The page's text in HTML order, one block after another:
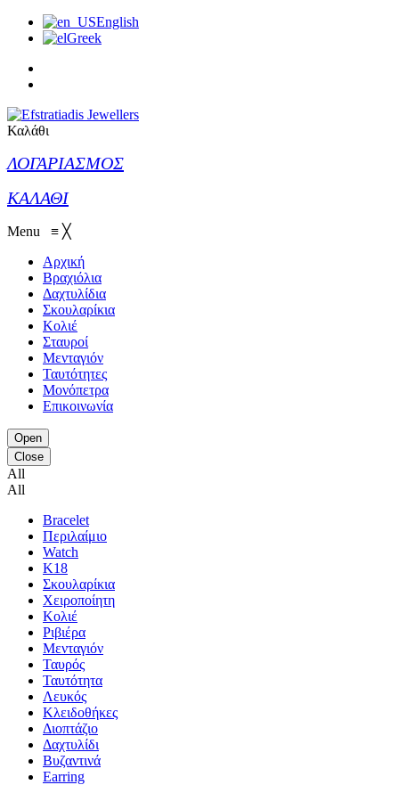
English
Greek
Καλάθι
ΛΟΓΑΡΙΑΣΜΟΣ
ΚΑΛΑΘΙ
Menu ≡ ╳
Αρχική
Βραχιόλια
Δαχτυλίδια
Σκουλαρίκια
Κολιέ
Σταυροί
Μενταγιόν
Ταυτότητες
Μονόπετρα
Επικοινωνία
Open
Close
All
All
Bracelet
Περιλαίμιο
Watch
K18
Σκουλαρίκια
Χειροποίητη
Κολιέ
Ριβιέρα
Μενταγιόν
Ταυρός
Ταυτότητα
Λευκός
Κλειδοθήκες
Διοπτάζιο
Δαχτυλίδι
Βυζαντινά
Earring